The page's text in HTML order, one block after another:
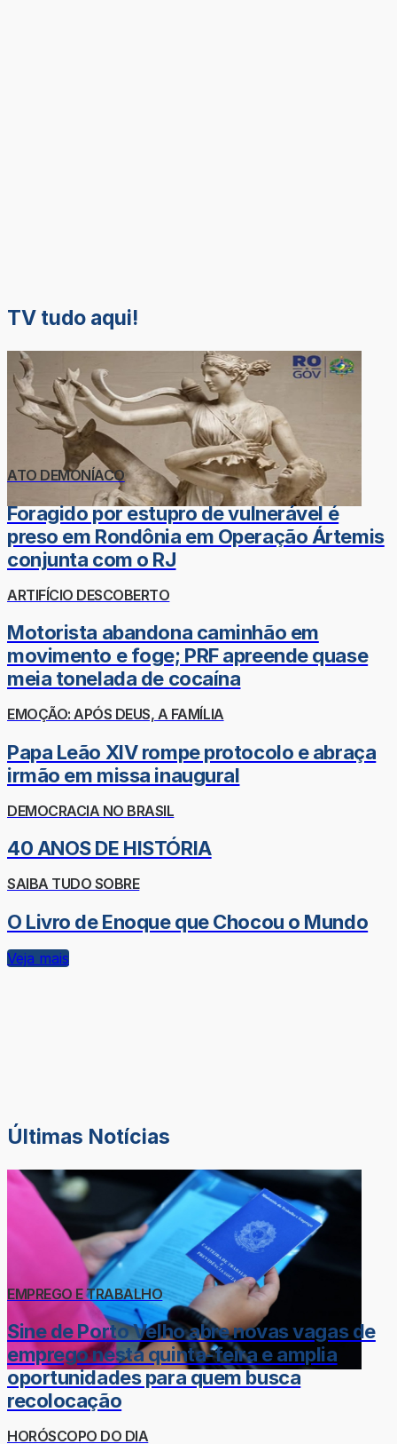
TV tudo aqui!
ATO DEMONÍACO
Foragido por estupro de vulnerável é
preso em Rondônia em Operação Ártemis
conjunta com o RJ
ARTIFÍCIO DESCOBERTO
Motorista abandona caminhão em
movimento e foge; PRF apreende quase
meia tonelada de cocaína
EMOÇÃO: APÓS DEUS, A FAMÍLIA
Papa Leão XIV rompe protocolo e abraça
irmão em missa inaugural
DEMOCRACIA NO BRASIL
40 ANOS DE HISTÓRIA
SAIBA TUDO SOBRE
O Livro de Enoque que Chocou o Mundo
Veja mais
Últimas Notícias
EMPREGO E TRABALHO
Sine de Porto Velho abre novas vagas de
emprego nesta quinta-feira e amplia
oportunidades para quem busca
recolocação
HORÓSCOPO DO DIA